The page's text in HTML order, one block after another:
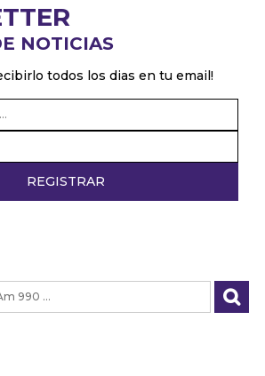
NOTICIAS
todos los dias en tu email!